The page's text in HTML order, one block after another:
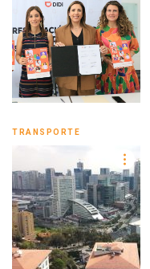
TRANSPORTE